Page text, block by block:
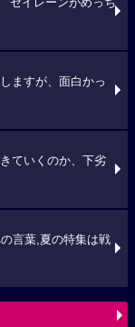
ますが、面白かっ
ていくのか、下劣
言葉,夏の特集は戦